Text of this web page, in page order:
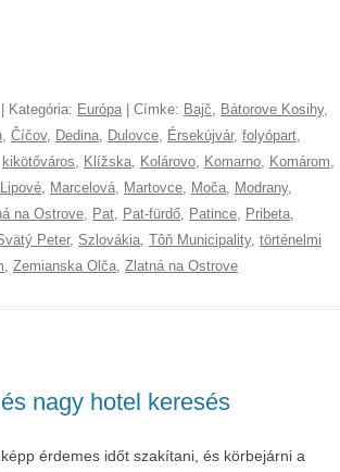
| Kategória: Európa | Címke: Bajč, Bátorove Kosihy,
, Číčov, Dedina, Dulovce, Érsekújvár, folyópart,
kikötőváros, Klížska, Kolárovo, Komarno, Komárom,
Lipové, Marcelová, Martovce, Moča, Modrany,
na Ostrove, Pat, Pat-fürdő, Patince, Pribeta,
Peter, Szlovákia, Tôň Municipality, történelmi
, Zemianska Olča, Zlatná na Ostrove
nagy hotel keresés
érdemes időt szakítani, és körbejárni a